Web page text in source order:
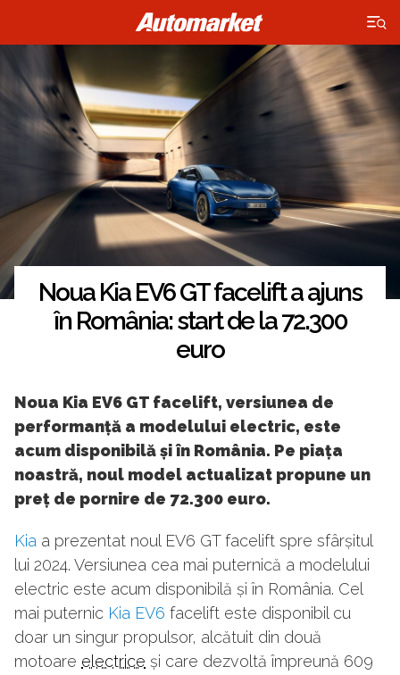
×
Noua Kia EV6 GT facelift a ajuns
în România: start de la 72.300
euro
Noua Kia EV6 GT facelift, versiunea de
performanță a modelului electric, este
acum disponibilă și în România. Pe piața
noastră, noul model actualizat propune un
preț de pornire de 72.300 euro.
Kia a prezentat noul EV6 GT facelift spre sfârșitul
lui 2024. Versiunea cea mai puternică a modelului
electric este acum disponibilă și în România. Cel
mai puternic Kia EV6 facelift este disponibil cu
doar un singur propulsor, alcătuit din două
motoare electrice și care dezvoltă împreună 609